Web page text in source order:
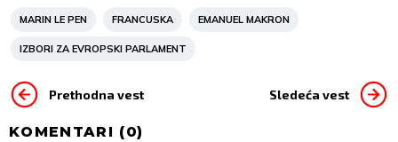
MARIN LE PEN FRANCUSKA EMANUEL MAKRON
IZBORI ZA EVROPSKI PARLAMENT
Prethodna vest Sledeća vest
KOMENTARI (0)